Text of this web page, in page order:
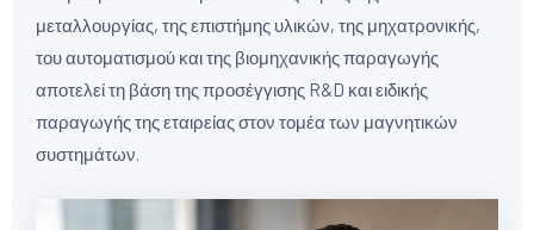
μεταλλουργίας, της επιστήμης υλικών, της μηχατρονικής,
του αυτοματισμού και της βιομηχανικής παραγωγής
αποτελεί τη βάση της προσέγγισης R&D και ειδικής
παραγωγής της εταιρείας στον τομέα των μαγνητικών
συστημάτων.